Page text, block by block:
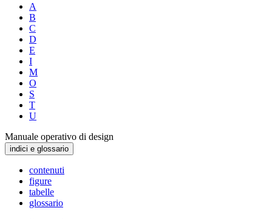
A
B
C
D
E
I
M
O
S
T
U
Manuale operativo di design
indici e glossario
contenuti
figure
tabelle
glossario